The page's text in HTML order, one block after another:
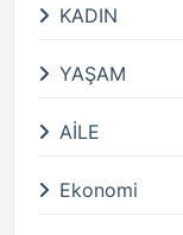
KADIN
YAŞAM
AİLE
Ekonomi